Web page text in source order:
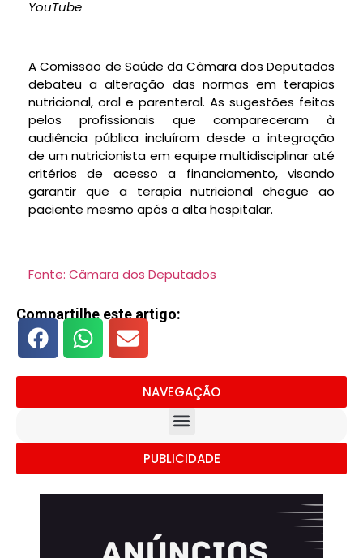
YouTube
A Comissão de Saúde da Câmara dos Deputados
debateu a alteração das normas em terapias
nutricional, oral e parenteral. As sugestões feitas
pelos profissionais que compareceram à
audiência pública incluíram desde a integração
de um nutricionista em equipe multidisciplinar até
critérios de acesso a financiamento, visando
garantir que a terapia nutricional chegue ao
paciente mesmo após a alta hospitalar.
Fonte: Câmara dos Deputados
Compartilhe este artigo:
NAVEGAÇÃO
PUBLICIDADE